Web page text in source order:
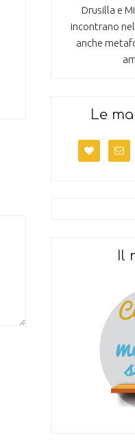
Drusilla e
incontrano
anche
Le
Il